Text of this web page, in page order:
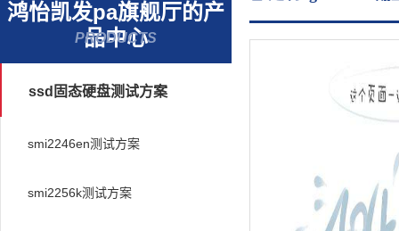
鸿怡凯发pa旗舰厅的产
品中心
PRODUCTS
ssd固态硬盘测试方案
smi2246en测试方案
smi2256k测试方案